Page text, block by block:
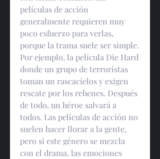
películas de acción
generalmente requieren muy
poco esfuerzo para verlas,
porque la trama suele ser simple.
Por ejemplo, la película Die Hard
donde un grupo de terroristas
toman un rascacielos y exigen
rescate por los rehenes. Después
de todo, un héroe salvará a
todos. Las películas de acción no
suelen hacer llorar a la gente,
pero si este género se mezcla
con el drama, las emociones